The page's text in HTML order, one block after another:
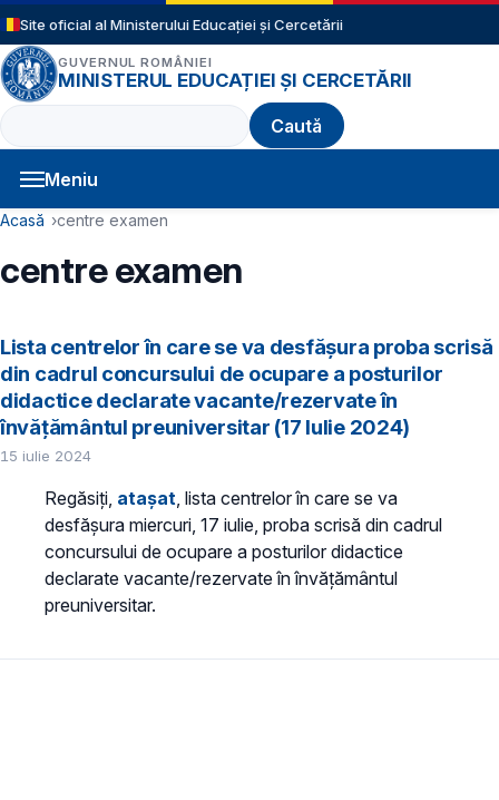
Sari la conținutul principal
Site oficial al Ministerului Educației și Cercetării
GUVERNUL ROMÂNIEI
MINISTERUL EDUCAȚIEI ȘI CERCETĂRII
Caută
Meniu
Navigație principală
Cale de navigare
Acasă centre examen
centre examen
Lista centrelor în care se va desfășura proba scrisă
din cadrul concursului de ocupare a posturilor
didactice declarate vacante/rezervate în
învățământul preuniversitar (17 Iulie 2024)
15 iulie 2024
Regăsiți, atașat , lista centrelor în care se va
desfășura miercuri, 17 iulie, proba scrisă din cadrul
concursului de ocupare a posturilor didactice
declarate vacante/rezervate în învățământul
preuniversitar.